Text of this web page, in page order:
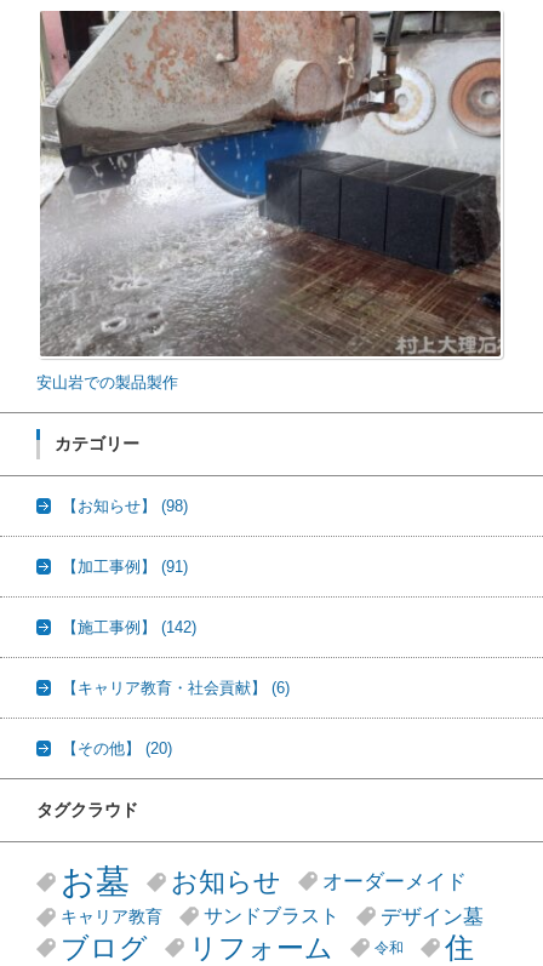
安山岩での製品製作
カテゴリー
【お知らせ】 (98)
【加工事例】 (91)
【施工事例】 (142)
【キャリア教育・社会貢献】 (6)
【その他】 (20)
タグクラウド
お墓 お知らせ オーダーメイド
キャリア教育 サンドブラスト デザイン墓
ブログ リフォーム 令和
住